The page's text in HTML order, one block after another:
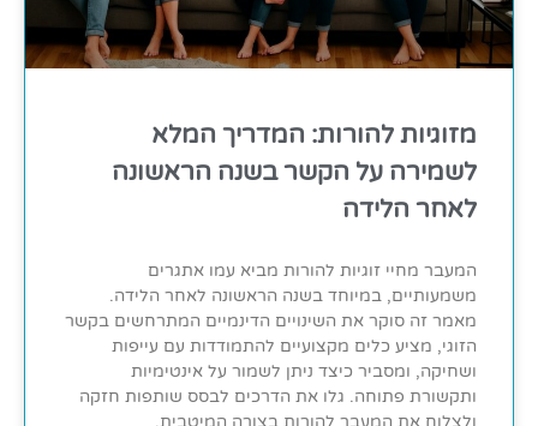
מזוגיות להורות: המדריך המלא
לשמירה על הקשר בשנה הראשונה
לאחר הלידה
המעבר מחיי זוגיות להורות מביא עמו אתגרים
משמעותיים, במיוחד בשנה הראשונה לאחר הלידה.
מאמר זה סוקר את השינויים הדינמיים המתרחשים בקשר
הזוגי, מציע כלים מקצועיים להתמודדות עם עייפות
ושחיקה, ומסביר כיצד ניתן לשמור על אינטימיות
ותקשורת פתוחה. גלו את הדרכים לבסס שותפות חזקה